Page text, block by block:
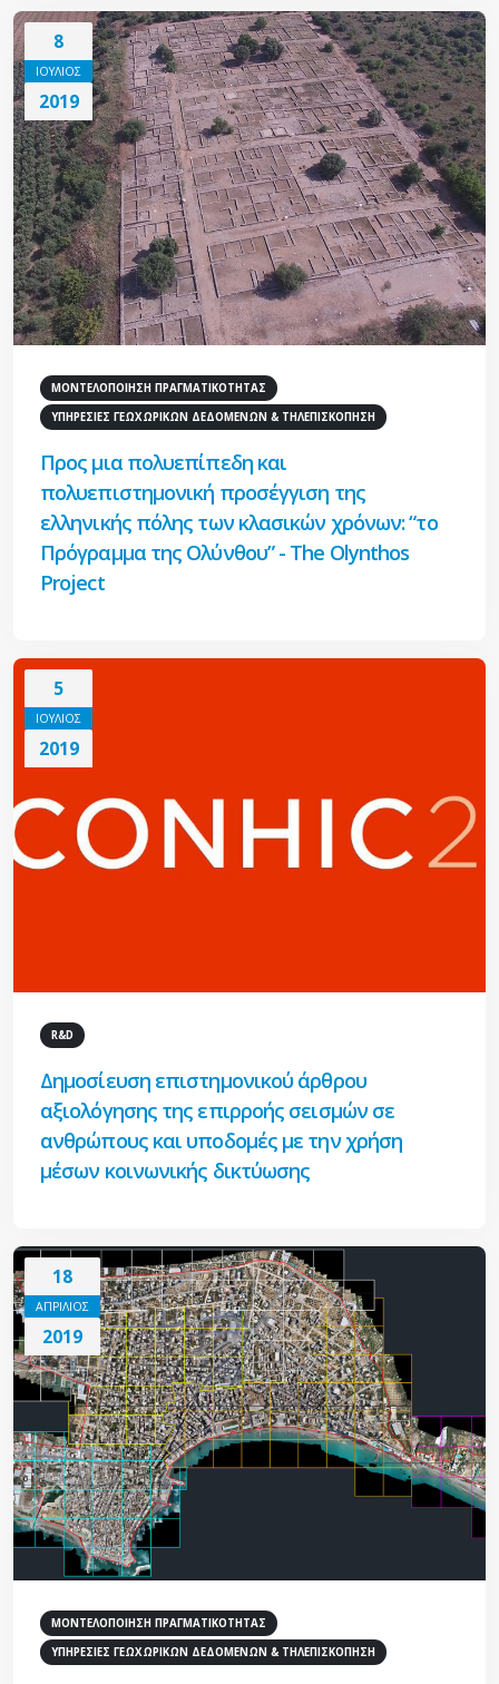
8
ΙΟΥΛΙΟΣ
2019
ΜΟΝΤΕΛΟΠΟΙΗΣΗ ΠΡΑΓΜΑΤΙΚΟΤΗΤΑΣ
ΥΠΗΡΕΣΙΕΣ ΓΕΩΧΩΡΙΚΩΝ ΔΕΔΟΜΕΝΩΝ & ΤΗΛΕΠΙΣΚΟΠΗΣΗ
Προς μια πολυεπίπεδη και
πολυεπιστημονική προσέγγιση της
ελληνικής πόλης των κλασικών χρόνων: “το
Πρόγραμμα της Ολύνθου” - The Olynthos
Project
5
ΙΟΥΛΙΟΣ
2019
R&D
Δημοσίευση επιστημονικού άρθρου
αξιολόγησης της επιρροής σεισμών σε
ανθρώπους και υποδομές με την χρήση
μέσων κοινωνικής δικτύωσης
18
ΑΠΡΙΛΙΟΣ
2019
ΜΟΝΤΕΛΟΠΟΙΗΣΗ ΠΡΑΓΜΑΤΙΚΟΤΗΤΑΣ
ΥΠΗΡΕΣΙΕΣ ΓΕΩΧΩΡΙΚΩΝ ΔΕΔΟΜΕΝΩΝ & ΤΗΛΕΠΙΣΚΟΠΗΣΗ